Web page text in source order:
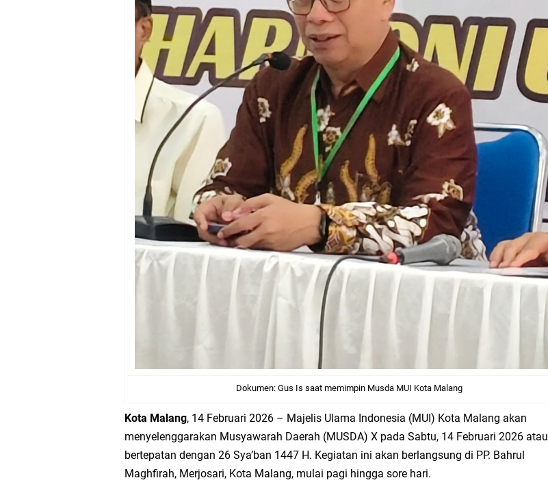
Dokumen: Gus Is saat memimpin Musda MUI Kota Malang
Kota Malang, 14 Februari 2026 – Majelis Ulama Indonesia (MUI) Kota Malang akan
menyelenggarakan Musyawarah Daerah (MUSDA) X pada Sabtu, 14 Februari 2026 atau
bertepatan dengan 26 Sya’ban 1447 H. Kegiatan ini akan berlangsung di PP. Bahrul
Maghfirah, Merjosari, Kota Malang, mulai pagi hingga sore hari.